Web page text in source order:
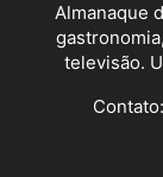
Almanaque
televisão.
Contato: